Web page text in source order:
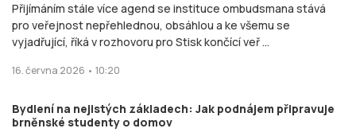
Přijímáním stále více agend se instituce ombudsmana stává
pro veřejnost nepřehlednou, obsáhlou a ke všemu se
vyjadřující, říká v rozhovoru pro Stisk končící veř ...
16. června 2026 • 10:20
Bydlení na nejistých základech: Jak podnájem připravuje
brněnské studenty o domov